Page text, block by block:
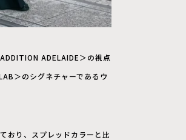
ADELAIDE＞の視点
＞のシグネチャーであるウ
おり、スプレッドカラーと比